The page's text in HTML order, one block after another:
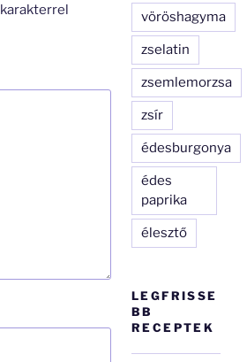
karakterrel
vöröshagyma
zselatin
zsemlemorzsa
zsír
édesburgonya
édes
paprika
élesztő
LEGFRISSE
BB
RECEPTEK